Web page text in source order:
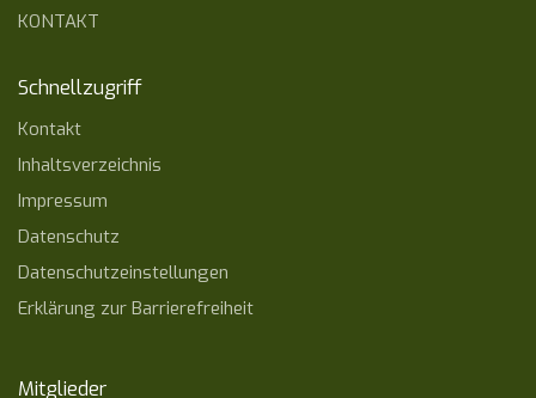
KONTAKT
Schnellzugriff
Kontakt
Inhaltsverzeichnis
Impressum
Datenschutz
Datenschutzeinstellungen
Erklärung zur Barrierefreiheit
Mitglieder